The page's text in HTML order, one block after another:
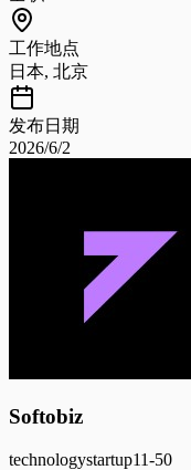
工作地点
日本, 北京
发布日期
2026/6/2
Softobiz
technologystartup11-50